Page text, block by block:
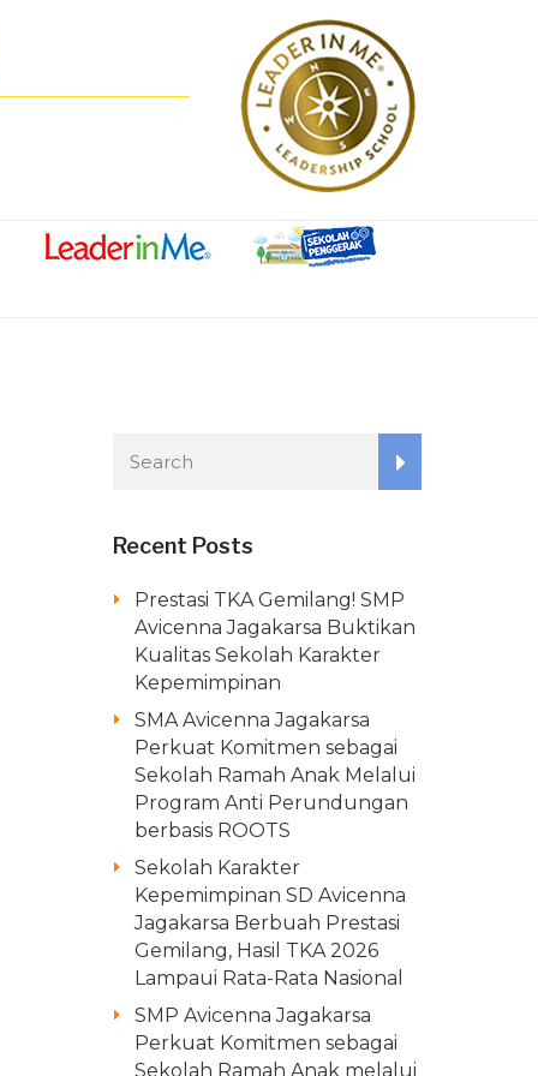
Recent Posts
Prestasi TKA Gemilang! SMP
Avicenna Jagakarsa Buktikan
Kualitas Sekolah Karakter
Kepemimpinan
SMA Avicenna Jagakarsa
Perkuat Komitmen sebagai
Sekolah Ramah Anak Melalui
Program Anti Perundungan
berbasis ROOTS
Sekolah Karakter
Kepemimpinan SD Avicenna
Jagakarsa Berbuah Prestasi
Gemilang, Hasil TKA 2026
Lampaui Rata-Rata Nasional
SMP Avicenna Jagakarsa
Perkuat Komitmen sebagai
Sekolah Ramah Anak melalui